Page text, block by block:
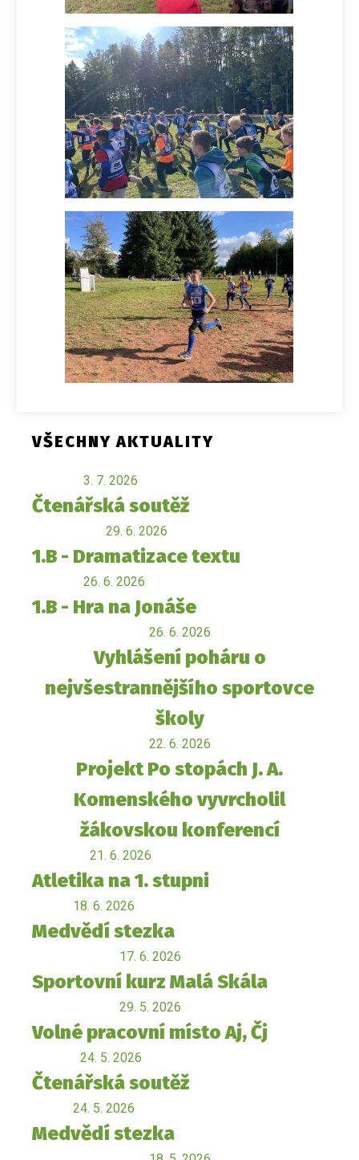
VŠECHNY AKTUALITY
3. 7. 2026
Čtenářská soutěž
29. 6. 2026
1.B - Dramatizace textu
26. 6. 2026
1.B - Hra na Jonáše
26. 6. 2026
Vyhlášení poháru o
nejvšestrannějšího sportovce
školy
22. 6. 2026
Projekt Po stopách J. A.
Komenského vyvrcholil
žákovskou konferencí
21. 6. 2026
Atletika na 1. stupni
18. 6. 2026
Medvědí stezka
17. 6. 2026
Sportovní kurz Malá Skála
29. 5. 2026
Volné pracovní místo Aj, Čj
24. 5. 2026
Čtenářská soutěž
24. 5. 2026
Medvědí stezka